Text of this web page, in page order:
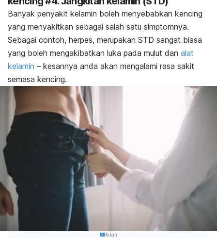
Banyak penyakit kelamin boleh menyebabkan kencing
yang menyakitkan sebagai salah satu simptomnya.
Sebagai contoh, herpes, merupakan STD sangat biasa
yang boleh mengakibatkan luka pada mulut dan alat
kelamin – kesannya anda akan mengalami rasa sakit
semasa kencing.
Iklan